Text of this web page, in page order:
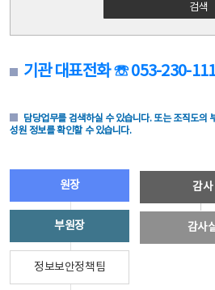
검색
기관 대표전화 ☏ 053-230-
담당업무를 검색하실 수 있습니다. 또는 조직도의
성원 정보를 확인할 수 있습니다.
원장
부원장
정보보안정책팀
감사
감사